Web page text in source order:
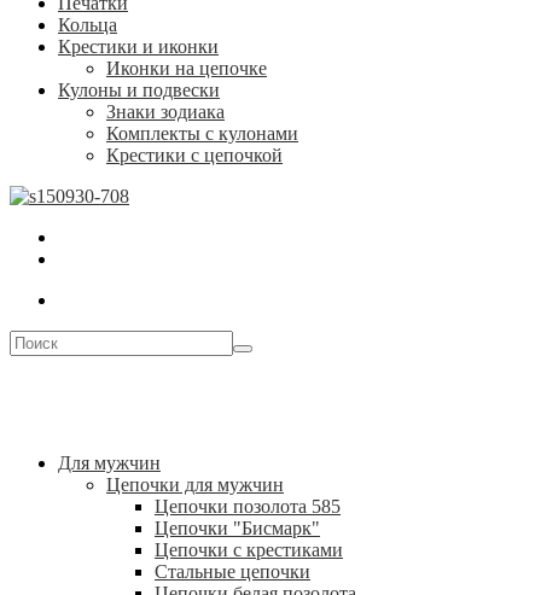
Кольца
Крестики и иконки
Иконки на цепочке
Кулоны и подвески
Знаки зодиака
Комплекты с кулонами
Крестики с цепочкой
Для мужчин
Цепочки для мужчин
Цепочки позолота 585
Цепочки "Бисмарк"
Цепочки с крестиками
Стальные цепочки